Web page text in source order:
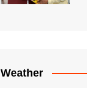
Weather